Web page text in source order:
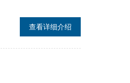
查看详细介绍